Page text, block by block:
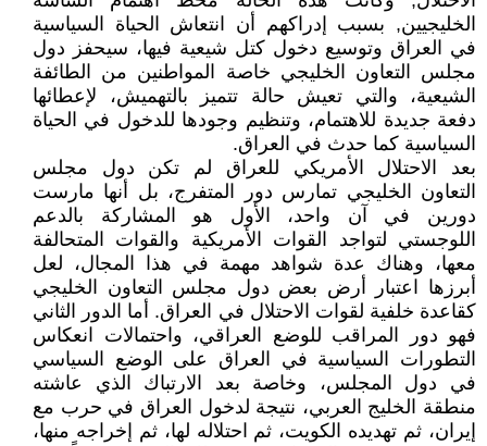
الخليجيين, بسبب إدراكهم أن انتعاش الحياة السياسية
في العراق وتوسيع دخول كتل شيعية فيها، سيحفز دول
مجلس التعاون الخليجي خاصة المواطنين من الطائفة
الشيعية، والتي تعيش حالة تتميز بالتهميش، لإعطائها
دفعة جديدة للاهتمام، وتنظيم وجودها للدخول في الحياة
السياسية كما حدث في العراق.
بعد الاحتلال الأمريكي للعراق لم تكن دول مجلس
التعاون الخليجي تمارس دور المتفرج، بل أنها مارست
دورين في آن واحد، الأول هو المشاركة بالدعم
اللوجستي لتواجد القوات الأمريكية والقوات المتحالفة
معها، وهناك عدة شواهد مهمة في هذا المجال، لعل
أبرزها اعتبار أرض بعض دول مجلس التعاون الخليجي
كقاعدة خلفية لقوات الاحتلال في العراق. أما الدور الثاني
فهو دور المراقب للوضع العراقي، واحتمالات انعكاس
التطورات السياسية في العراق على الوضع السياسي
في دول المجلس، وخاصة بعد الارتباك الذي عاشته
منطقة الخليج العربي، نتيجة لدخول العراق في حرب مع
إيران، ثم تهديده الكويت، ثم احتلاله لها، ثم إخراجه منها،